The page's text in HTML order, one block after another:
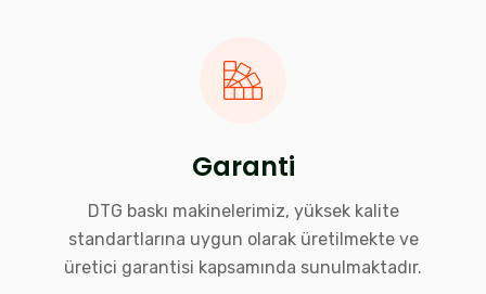
Garanti
DTG baskı makinelerimiz, yüksek kalite
standartlarına uygun olarak üretilmekte ve
üretici garantisi kapsamında sunulmaktadır.